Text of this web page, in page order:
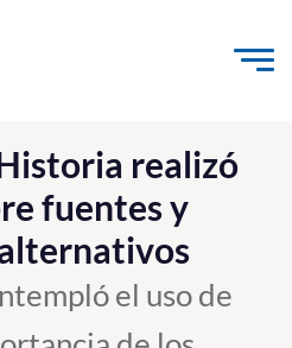
contenido
Innovación
realizó
fuentes y
el uso de